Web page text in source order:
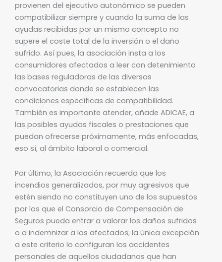
provienen del ejecutivo autonómico se pueden
compatibilizar siempre y cuando la suma de las
ayudas recibidas por un mismo concepto no
supere el coste total de la inversión o el daño
sufrido. Así pues, la asociación insta a los
consumidores afectados a leer con detenimiento
las bases reguladoras de las diversas
convocatorias donde se establecen las
condiciones específicas de compatibilidad.
También es importante atender, añade ADICAE, a
las posibles ayudas fiscales o prestaciones que
puedan ofrecerse próximamente, más enfocadas,
eso sí, al ámbito laboral o comercial.
Por último, la Asociación recuerda que los
incendios generalizados, por muy agresivos que
estén siendo no constituyen uno de los supuestos
por los que el Consorcio de Compensación de
Seguros pueda entrar a valorar los daños sufridos
o a indemnizar a los afectados; la única excepción
a este criterio lo configuran los accidentes
personales de aquellos ciudadanos que han